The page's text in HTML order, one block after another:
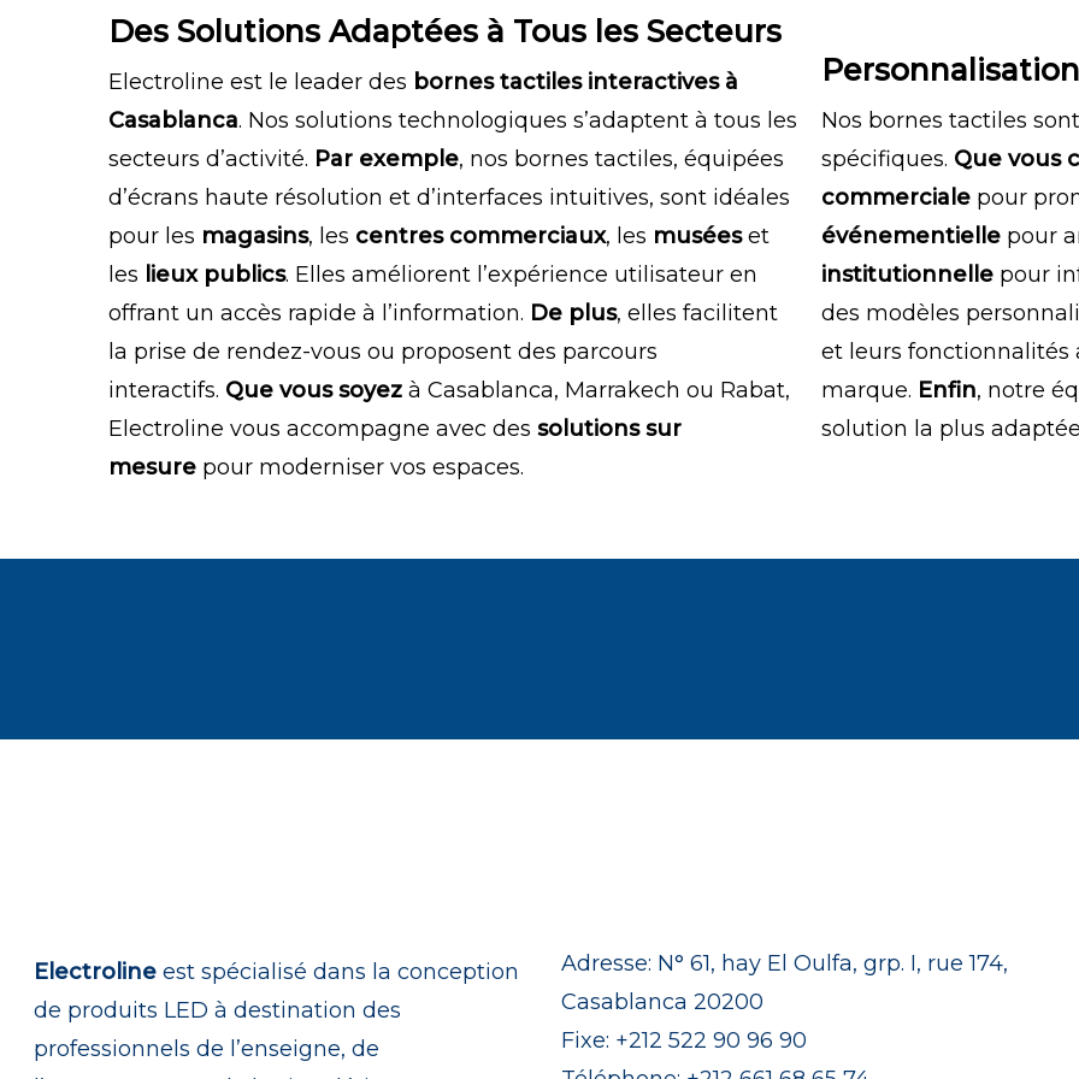
Des Solutions Adaptées à Tous les Secteurs
Electroline est le leader des bornes tactiles interactives à
Casablanca. Nos solutions technologiques s’adaptent à tous les
secteurs d’activité. Par exemple, nos bornes tactiles, équipées
d’écrans haute résolution et d’interfaces intuitives, sont idéales
pour les magasins, les centres commerciaux, les muséeset
les lieux publics. Elles améliorent l’expérience utilisateur en
offrant un accès rapide à l’information. De plus, elles facilitent
la prise de rendez-vous ou proposent des parcours
interactifs. Que vous soyez à Casablanca, Marrakech ou Rabat,
Electroline vous accompagne avec des solutions sur
mesure pour moderniser vos espaces.
Nos bornes tactiles
spécifiques. Que vous
commerciale pour
événementielle pour
institutionnelle pour
des modèles
et leurs fonctionnalités
marque. Enfin, notre
solution la plus
Electroline est spécialisé dans la conception
de produits LED à destination des
professionnels de l’enseigne, de
Adresse: N° 61, hay El Oulfa, grp. I, rue 174,
Casablanca 20200
Fixe: +212 522 90 96 90